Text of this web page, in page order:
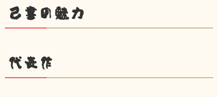
己書の魅力
代表作